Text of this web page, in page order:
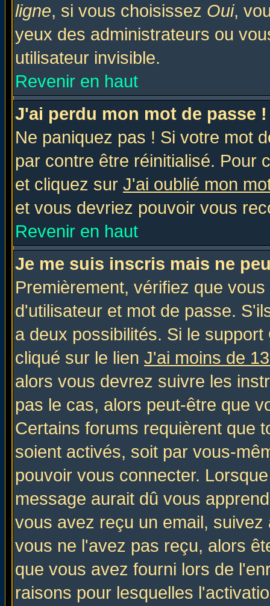
ligne, si vous choisissez Oui,
yeux des administrateurs ou
utilisateur invisible.
Revenir en haut
J'ai perdu mon mot de passe !
Ne paniquez pas ! Si votre mot
par contre être réinitialisé. Pour
et cliquez sur J'ai oublié mon
et vous devriez pouvoir vous
Revenir en haut
Je me suis inscris mais ne
Premièrement, vérifiez que
d'utilisateur et mot de passe.
a deux possibilités. Si le
cliqué sur le lien J'ai moins de
alors vous devrez suivre les
pas le cas, alors peut-être que
Certains forums requièrent que
soient activés, soit par vous-
pouvoir vous connecter.
message aurait dû vous
vous avez reçu un email,
vous ne l'avez pas reçu, alors
que vous avez fourni lors de
raisons pour lesquelles